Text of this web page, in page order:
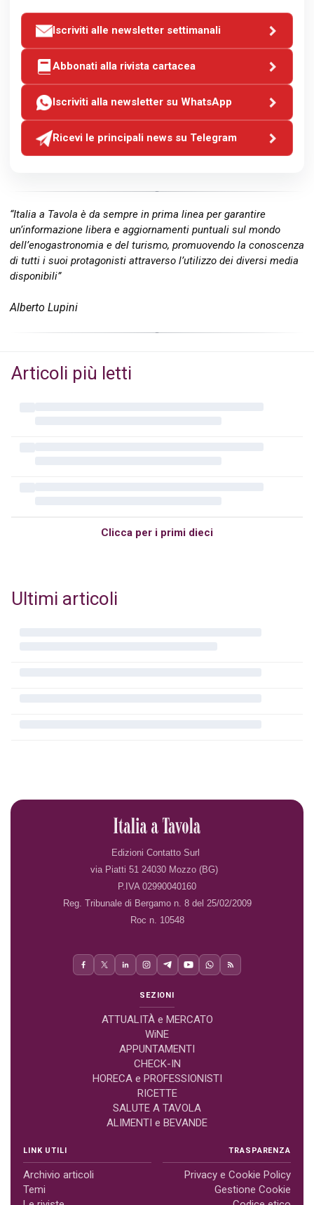
Iscriviti alle newsletter settimanali
Abbonati alla rivista cartacea
Iscriviti alla newsletter su WhatsApp
Ricevi le principali news su Telegram
“Italia a Tavola è da sempre in prima linea per garantire
un’informazione libera e aggiornamenti puntuali sul mondo
dell’enogastronomia e del turismo, promuovendo la conoscenza
di tutti i suoi protagonisti attraverso l’utilizzo dei diversi media
disponibili”
Alberto Lupini
Articoli più letti
Clicca per i primi dieci
Ultimi articoli
Edizioni Contatto Surl
via Piatti 51 24030 Mozzo (BG)
P.IVA 02990040160
Reg. Tribunale di Bergamo n. 8 del 25/02/2009
Roc n. 10548
SEZIONI
ATTUALITÀ e MERCATO
WiNE
APPUNTAMENTI
CHECK-IN
HORECA e PROFESSIONISTI
RICETTE
SALUTE A TAVOLA
ALIMENTI e BEVANDE
LINK UTILI
Archivio articoli
Temi
TRASPARENZA
Privacy e Cookie Policy
Gestione Cookie